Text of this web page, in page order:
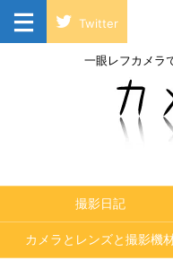
Twitter
一眼レフカメラ
撮影日記
カメラとレンズと撮影機